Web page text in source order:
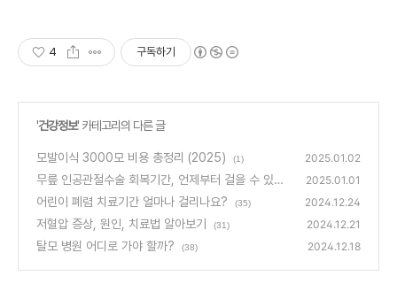
4 구독하기
'건강정보' 카테고리의 다른 글
모발이식 3000모 비용 총정리 (2025) (1) 2025.01.02
무릎 인공관절수술 회복기간, 언제부터 걸을 수 있을
까?
(3)
2025.01.01
어린이 폐렴 치료기간 얼마나 걸리나요? (35) 2024.12.24
저혈압 증상, 원인, 치료법 알아보기 (31) 2024.12.21
탈모 병원 어디로 가야 할까? (38) 2024.12.18